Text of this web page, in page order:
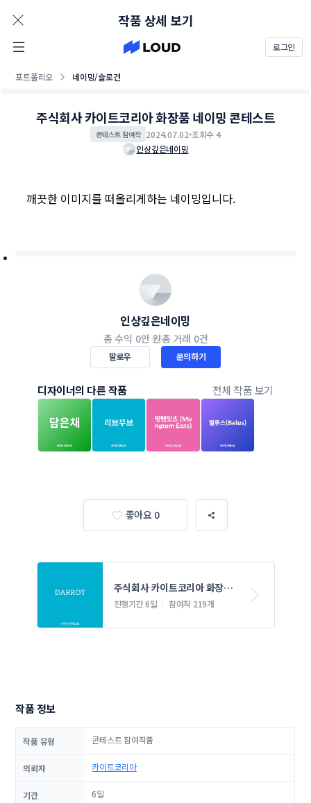
로그인
포트폴리오 네이밍/슬로건
작품 상세 보기
주식회사 카이트코리아 화장품 네이밍 콘테스트
콘테스트 참여작 2024.07.02 조회수 4
인상깊은네이밍
깨끗한 이미지를 떠올리게하는 네이밍입니다.
인상깊은네이밍
총 수익 0만 원총 거래 0건
팔로우 문의하기
디자이너의 다른 작품 전체 작품 보기
좋아요 0
주식회사 카이트코리아 화장품
네이밍 콘테스트
진행기간 6일 참여작 219개
작품 정보
작품 유형 콘테스트 참여작품
의뢰자 카이트코리아
기간 6일